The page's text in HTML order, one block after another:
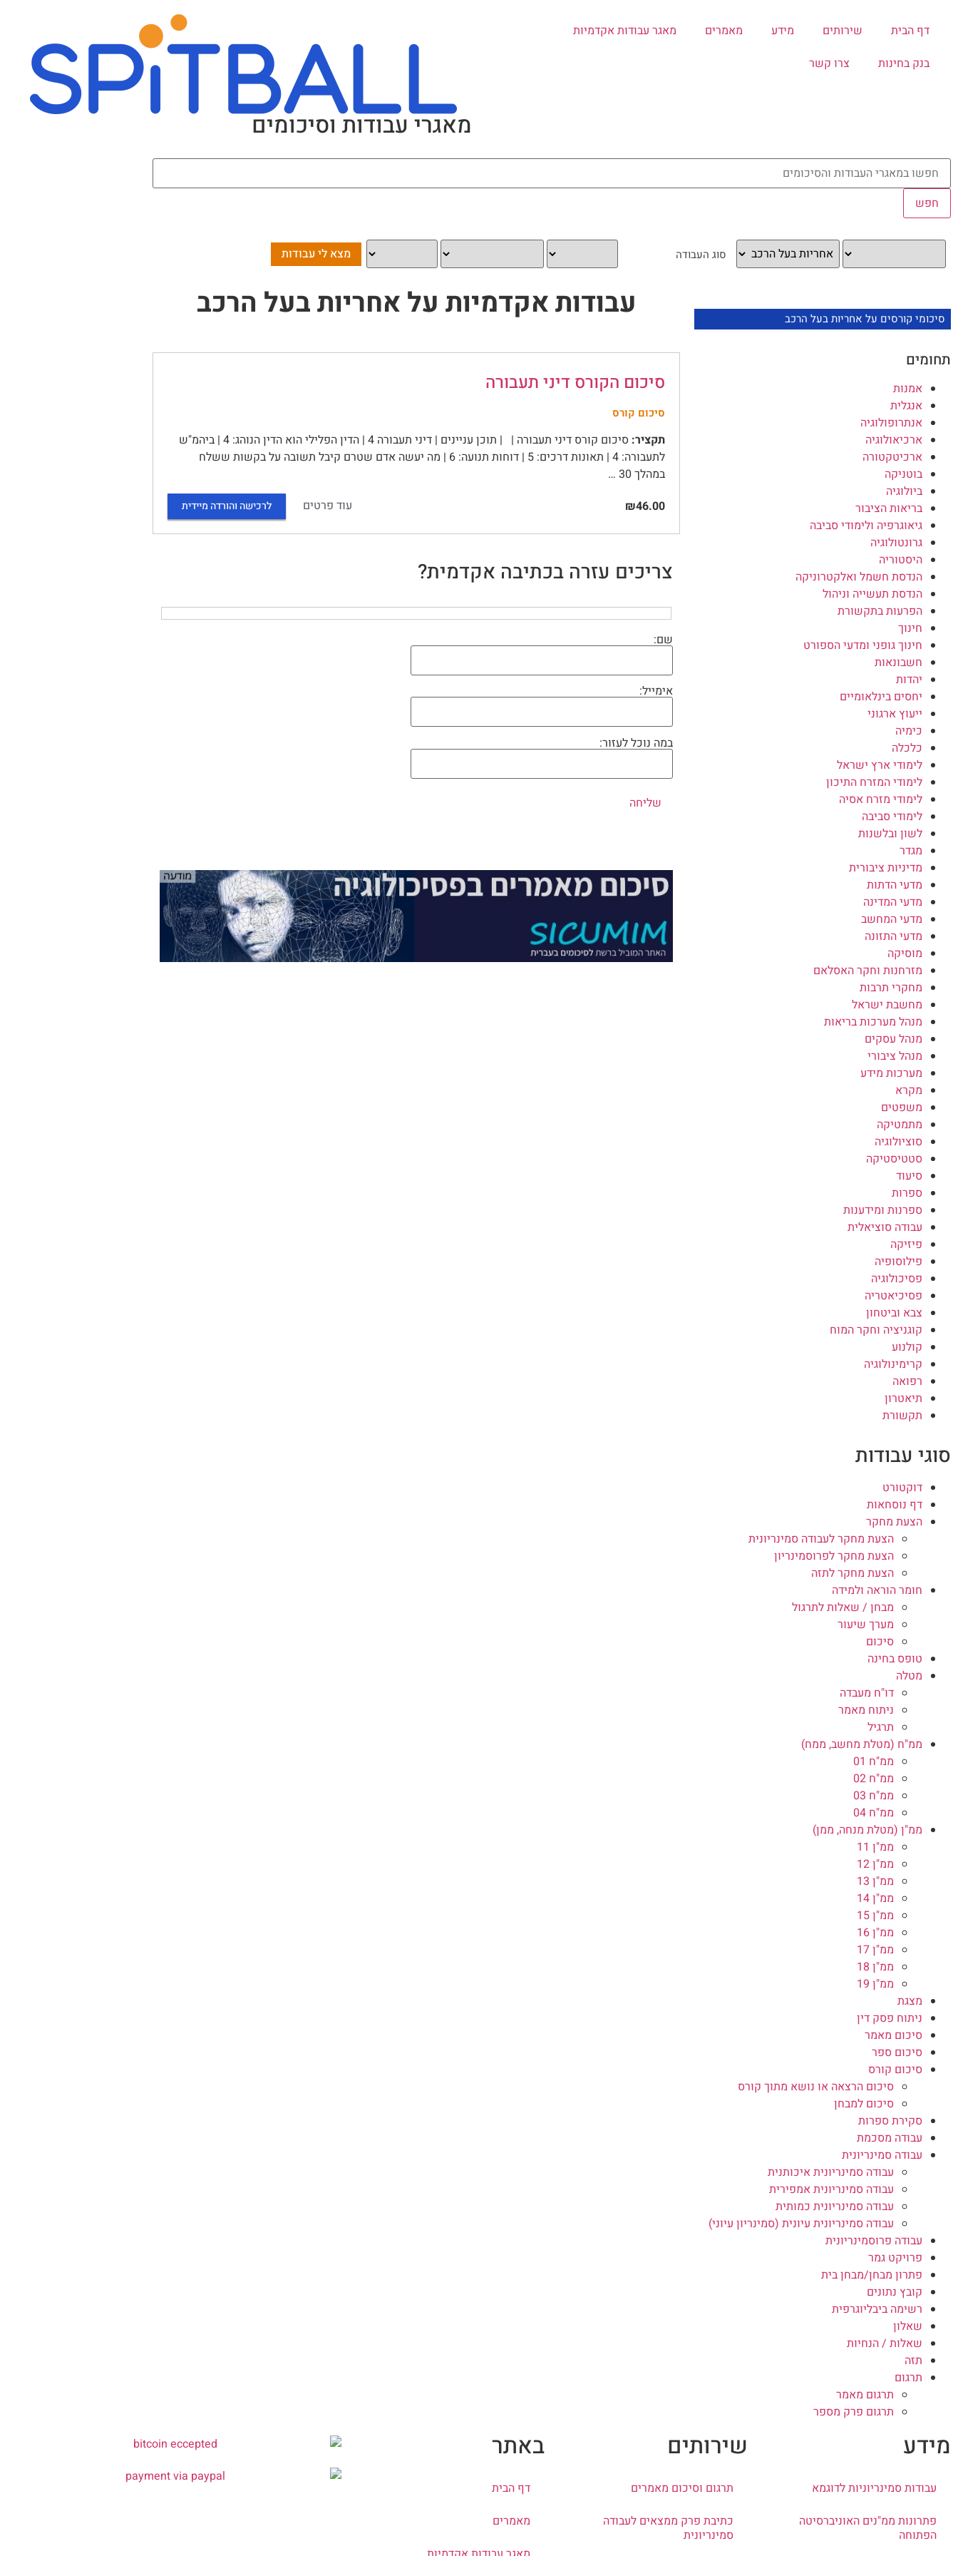
דף הבית שירותים מידע מאמרים
מאגר עבודות אקדמיות
בנק בחינות
צרו קשר
מאגרי עבודות וסיכומים
סיכומי קורסים על אחריות בעל הרכב
תחומים
אמנות
אנגלית
אנתרופולוגיה
ארכיאולוגיה
ארכיטקטורה
בוטניקה
ביולוגיה
בריאות הציבור
גיאוגרפיה ולימודי סביבה
גרונטולוגיה
היסטוריה
הנדסת חשמל ואלקטרוניקה
הנדסת תעשייה וניהול
הפרעות בתקשורת
חינוך
חינוך גופני ומדעי הספורט
חשבונאות
יהדות
יחסים בינלאומיים
ייעוץ ארגוני
כימיה
כלכלה
לימודי ארץ ישראל
לימודי המזרח התיכון
לימודי מזרח אסיה
לימודי סביבה
לשון ובלשנות
מגדר
מדיניות ציבורית
מדעי הדתות
מדעי המדינה
מדעי המחשב
מדעי התזונה
מוסיקה
מזרחנות וחקר האסלאם
מחקרי תרבות
מחשבת ישראל
מנהל מערכות בריאות
מנהל עסקים
מנהל ציבורי
מערכות מידע
מקרא
משפטים
מתמטיקה
סוציולוגיה
סטטיסטיקה
סיעוד
ספרות
ספרנות ומידענות
עבודה סוציאלית
פיזיקה
פילוסופיה
פסיכולוגיה
פסיכיאטריה
צבא וביטחון
קוגניציה וחקר המוח
קולנוע
קרימינולוגיה
רפואה
תיאטרון
תקשורת
סוגי עבודות
דוקטורט
דף נוסחאות
הצעת מחקר
הצעת מחקר לעבודה סמינריונית
הצעת מחקר לפרוסמינריון
הצעת מחקר לתזה
חומר הוראה ולמידה
מבחן / שאלות לתרגול
מערך שיעור
סיכום
טופס בחינה
מטלה
דו"ח מעבדה
ניתוח מאמר
תרגיל
ממ"ח (מטלת מחשב, ממח)
ממ"ח 01
ממ"ח 02
ממ"ח 03
ממ"ח 04
ממ"ן (מטלת מנחה, ממן)
ממ"ן 11
ממ"ן 12
ממ"ן 13
ממ"ן 14
ממ"ן 15
ממ"ן 16
ממ"ן 17
ממ"ן 18
ממ"ן 19
מצגת
ניתוח פסק דין
סיכום מאמר
סיכום ספר
סיכום קורס
סיכום הרצאה או נושא מתוך קורס
סיכום למבחן
סקירת ספרות
עבודה מסכמת
עבודה סמינריונית
עבודה סמינריונית איכותנית
עבודה סמינריונית אמפירית
עבודה סמינריונית כמותית
עבודה סמינריונית עיונית (סמינריון עיוני)
עבודה פרוסמינריונית
פרויקט גמר
פתרון מבחן/מבחן בית
קובץ נתונים
רשימה ביבליוגרפית
שאלון
שאלות / הנחיות
תזה
תרגום
תרגום מאמר
תרגום פרק מספר
עבודות אקדמיות על אחריות בעל הרכב
סיכום הקורס דיני תעבורה
סיכום קורס
תקציר:
סיכום קורס דיני תעבורה | | תוכן עניינים | דיני תעבורה 4 | הדין הפלילי הוא הדין הנוהג: 4 | ביהמ"ש
לתעבורה: 4 | תאונות דרכים: 5 | דוחות תנועה: 6 | מה יעשה אדם שטרם קיבל תשובה על בקשות ששלח
במהלך 30 …
₪46.00
עוד פרטים לרכישה והורדה מיידית
צריכים עזרה בכתיבה אקדמית?
שם:
אימייל:
במה נוכל לעזור:
מידע
עבודות סמינריוניות לדוגמא
פתרונות ממ"נים האוניברסיטה
הפתוחה
שירותים
תרגום וסיכום מאמרים
כתיבת פרק ממצאים לעבודה
סמינריונית
באתר
דף הבית
מאמרים